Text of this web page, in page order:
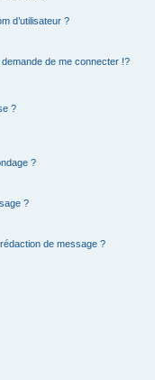
d’utilisateur ?
de me connecter !?
?
?
?
de message ?